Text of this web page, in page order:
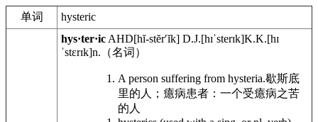
单词 hysteric
hys·ter·ic AHD[hĭ-stĕrʹĭk] D.J.[hɪˈsterɪk]K.K.[hɪ
ˈstɛrɪk]n. （名词）
A person suffering from hysteria.歇斯底
里的人；癔病患者：一个受癔病之苦
的人